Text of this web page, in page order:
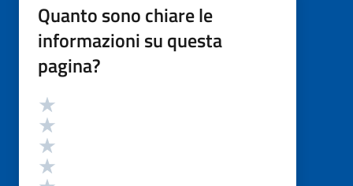
Quanto sono chiare le
informazioni su questa
pagina?
Valutazione